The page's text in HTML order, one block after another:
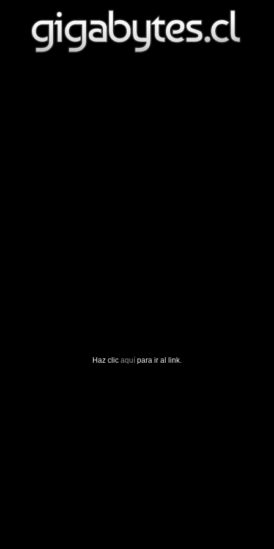
Haz clic aquí para ir al link.